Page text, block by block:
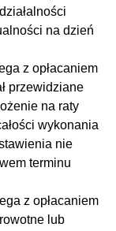
na dzień
z opłacaniem
przewidziane
na raty
wykonania
nie
terminu
z opłacaniem
lub